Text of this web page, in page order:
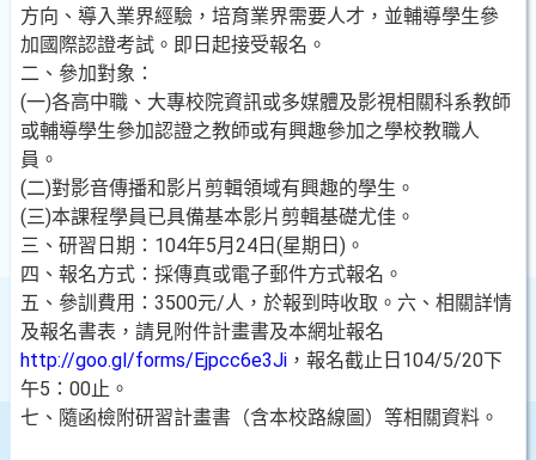
方向、導入業界經驗，培育業界需要人才，並輔導學生參
加國際認證考試。即日起接受報名。
二、參加對象：
(一)各高中職、大專校院資訊或多媒體及影視相關科系教師
或輔導學生參加認證之教師或有興趣參加之學校教職人
員。
(二)對影音傳播和影片剪輯領域有興趣的學生。
(三)本課程學員已具備基本影片剪輯基礎尤佳。
三、研習日期：104年5月24日(星期日)。
四、報名方式：採傳真或電子郵件方式報名。
五、參訓費用：3500元/人，於報到時收取。六、相關詳情
及報名書表，請見附件計畫書及本網址報名
http://goo.gl/forms/Ejpcc6e3Ji ，報名截止日104/5/20下
午5：00止。
七、隨函檢附研習計畫書（含本校路線圖）等相關資料。